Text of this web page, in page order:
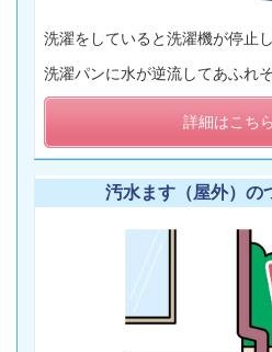
洗濯をしていると洗濯機が停止し
洗濯パンに水が逆流してあふれ
詳細はこちら
汚水ます（屋外）の